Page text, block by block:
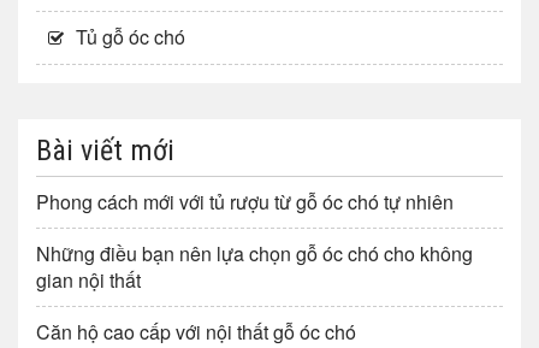
Tủ gỗ óc chó
Bài viết mới
Phong cách mới với tủ rượu từ gỗ óc chó tự nhiên
Những điều bạn nên lựa chọn gỗ óc chó cho không
gian nội thất
Căn hộ cao cấp với nội thất gỗ óc chó